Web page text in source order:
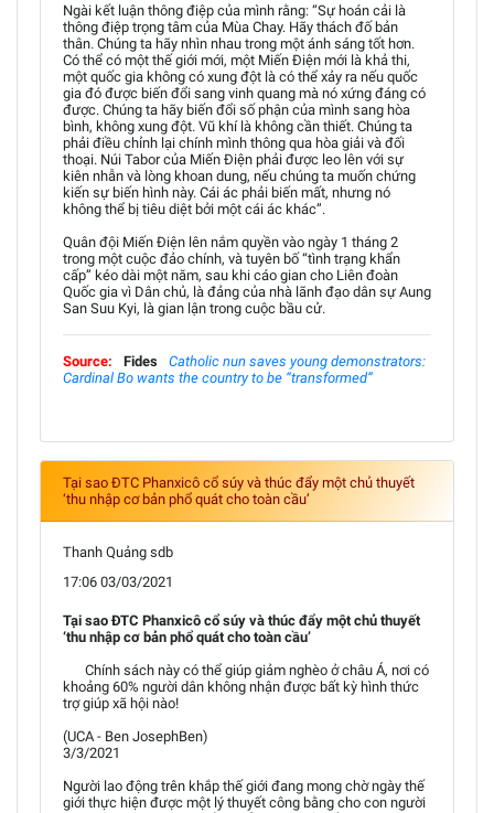
Ngài kết luận thông điệp của mình rằng: “Sự hoán cải là
thông điệp trọng tâm của Mùa Chay. Hãy thách đố bản
thân. Chúng ta hãy nhìn nhau trong một ánh sáng tốt hơn.
Có thể có một thế giới mới, một Miến Điện mới là khả thi,
một quốc gia không có xung đột là có thể xảy ra nếu quốc
gia đó được biến đổi sang vinh quang mà nó xứng đáng có
được. Chúng ta hãy biến đổi số phận của mình sang hòa
bình, không xung đột. Vũ khí là không cần thiết. Chúng ta
phải điều chỉnh lại chính mình thông qua hòa giải và đối
thoại. Núi Tabor của Miến Điện phải được leo lên với sự
kiên nhẫn và lòng khoan dung, nếu chúng ta muốn chứng
kiến sự biến hình này. Cái ác phải biến mất, nhưng nó
không thể bị tiêu diệt bởi một cái ác khác”.
Quân đội Miến Điện lên nắm quyền vào ngày 1 tháng 2
trong một cuộc đảo chính, và tuyên bố “tình trạng khẩn
cấp” kéo dài một năm, sau khi cáo gian cho Liên đoàn
Quốc gia vì Dân chủ, là đảng của nhà lãnh đạo dân sự Aung
San Suu Kyi, là gian lận trong cuộc bầu cử.
Source: Fides
Catholic nun saves young demonstrators:
Cardinal Bo wants the country to be “transformed”
Tại sao ĐTC Phanxicô cổ súy và thúc đẩy một chủ thuyết
‘thu nhập cơ bản phổ quát cho toàn cầu’
Thanh Quảng sdb
17:06 03/03/2021
Tại sao ĐTC Phanxicô cổ súy và thúc đẩy một chủ thuyết
‘thu nhập cơ bản phổ quát cho toàn cầu’
Chính sách này có thể giúp giảm nghèo ở châu Á, nơi có
khoảng 60% người dân không nhận được bất kỳ hình thức
trợ giúp xã hội nào!
(UCA - Ben JosephBen)
3/3/2021
Người lao động trên khắp thế giới đang mong chờ ngày thế
giới thực hiện được một lý thuyết công bằng cho con người